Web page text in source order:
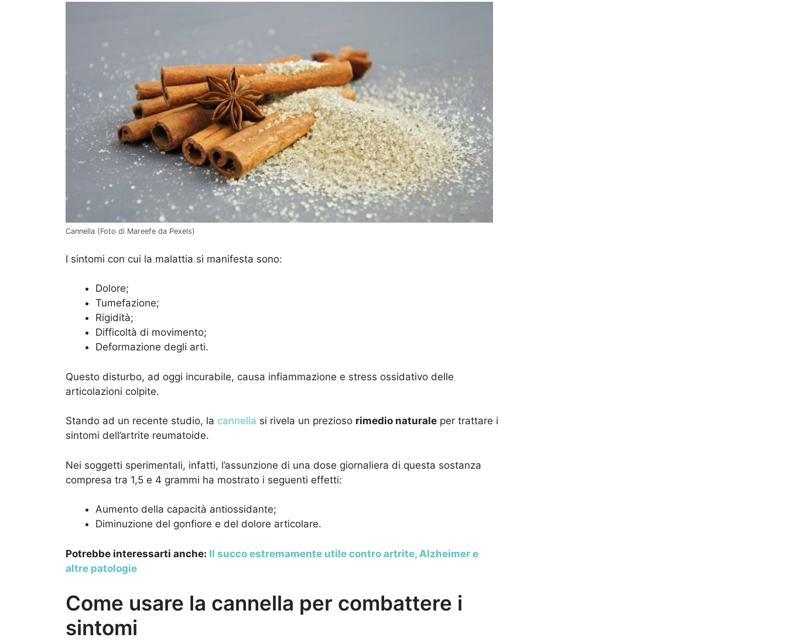
Cannella (Foto di Mareefe da Pexels)
I sintomi con cui la malattia si manifesta sono:
Dolore;
Tumefazione;
Rigidità;
Difficoltà di movimento;
Deformazione degli arti.
Questo disturbo, ad oggi incurabile, causa infiammazione e stress ossidativo delle
articolazioni colpite.
Stando ad un recente studio, la cannella si rivela un prezioso rimedio naturale per trattare i
sintomi dell’artrite reumatoide.
Nei soggetti sperimentali, infatti, l’assunzione di una dose giornaliera di questa sostanza
compresa tra 1,5 e 4 grammi ha mostrato i seguenti effetti:
Aumento della capacità antiossidante;
Diminuzione del gonfiore e del dolore articolare.
Potrebbe interessarti anche: Il succo estremamente utile contro artrite, Alzheimer e
altre patologie
Come usare la cannella per combattere i
sintomi